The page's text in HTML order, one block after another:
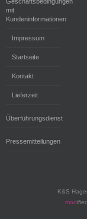
mit
Kundeninformationen
Impressum
Startseite
Kontakt
Lieferzeit
Überführungsdienst
Pressemitteilungen
K&S
mod